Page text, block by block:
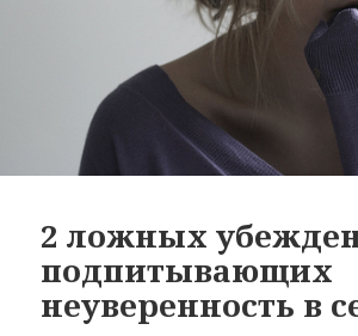
2 ложных
подпитывающих
неуверенность в